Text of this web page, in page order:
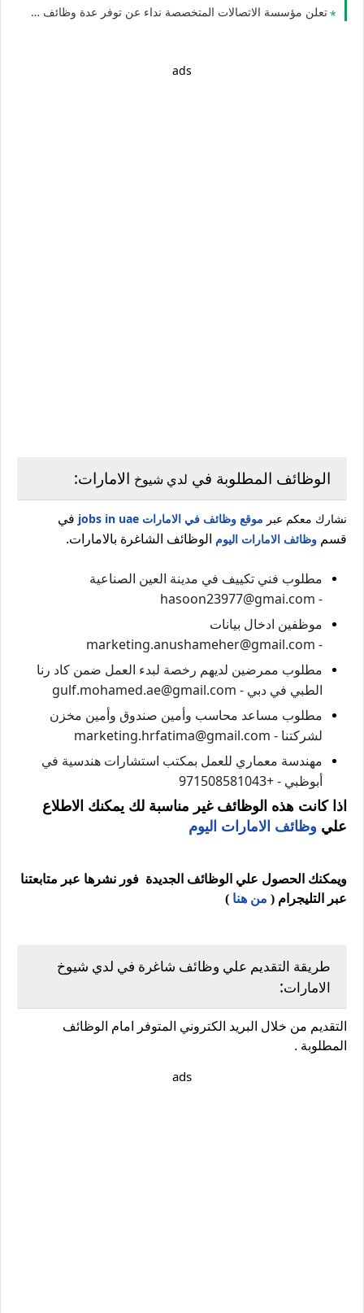
تعلن مؤسسة الاتصالات المتخصصة نداء عن توفر عدة وظائف شاغرة جديدة في مختلف التخصصات في الامارات
ads
الوظائف المطلوبة في لدي شيوخ الامارات:
نشارك معكم عبر موقع وظائف في الامارات jobs in uae
في
قسم وظائف الامارات اليوم الوظائف الشاغرة بالامارات.
مطلوب فني تكييف في مدينة العين الصناعية
- hasoon23977@gmai.com
موظفين ادخال بيانات
- marketing.anushameher@gmail.com
مطلوب ممرضين لديهم رخصة لبدء العمل ضمن كاد رنا
الطبي في دبي - gulf.mohamed.ae@gmail.com
مطلوب مساعد محاسب وأمين صندوق وأمين مخزن
لشركتنا - marketing.hrfatima@gmail.com
مهندسة معماري للعمل بمكتب استشارات هندسية في
أبوظبي - +971508581043
اذا كانت هذه الوظائف غير مناسبة لك يمكنك الاطلاع
علي وظائف الامارات اليوم
ويمكنك الحصول علي الوظائف الجديدة فور نشرها عبر متابعتنا
عبر التليجرام ( من هنا )
طريقة التقديم علي وظائف شاغرة في لدي شيوخ
الامارات:
التقديم من خلال البريد الكتروني المتوفر امام الوظائف
المطلوبة .
ads